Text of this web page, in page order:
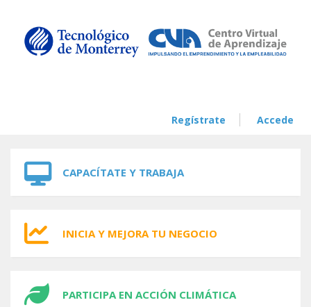
Regístrate Accede
CAPACÍTATE Y TRABAJA
INICIA Y MEJORA TU NEGOCIO
PARTICIPA EN ACCIÓN CLIMÁTICA